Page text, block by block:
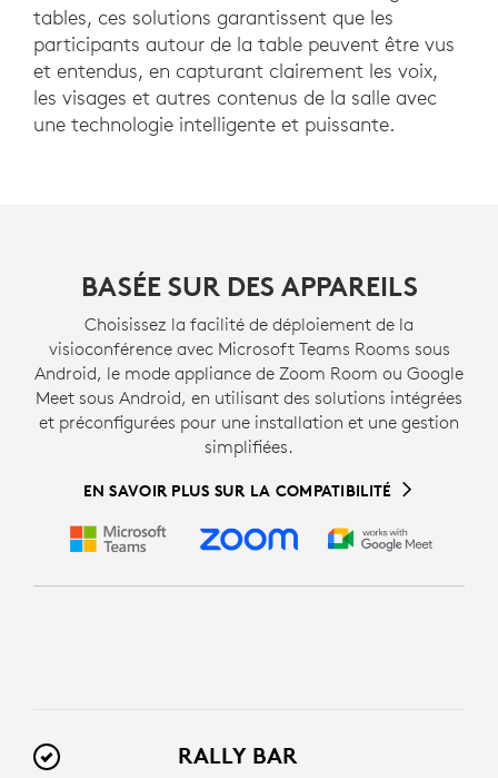
tables, ces solutions garantissent que les
participants autour de la table peuvent être vus
et entendus, en capturant clairement les voix,
les visages et autres contenus de la salle avec
une technologie intelligente et puissante.
BASÉE SUR DES APPAREILS
Choisissez la facilité de déploiement de la
visioconférence avec Microsoft Teams Rooms sous
Android, le mode appliance de Zoom Room ou Google
Meet sous Android, en utilisant des solutions intégrées
et préconfigurées pour une installation et une gestion
simplifiées.
EN SAVOIR PLUS SUR LA COMPATIBILITÉ
RALLY BAR